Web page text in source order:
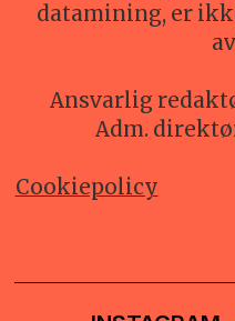
datamining, er
Ansvarlig
Adm.
Cookiepolicy